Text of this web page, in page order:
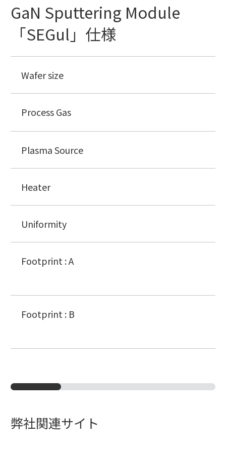
GaN Sputtering Module
「SEGul」仕様
Wafer size
Process Gas
Plasma Source
Heater
Uniformity
Footprint : A
Footprint : B
弊社関連サイト